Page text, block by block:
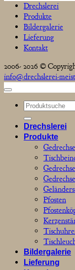
Drechslerei
Produkte
Bildergalerie
Lieferung
Kontakt
2006- 2026 ©
info@drechslerei-
Suchen
nach:
Drechslerei
Produkte
Pfosten
Bildergalerie
Lieferung